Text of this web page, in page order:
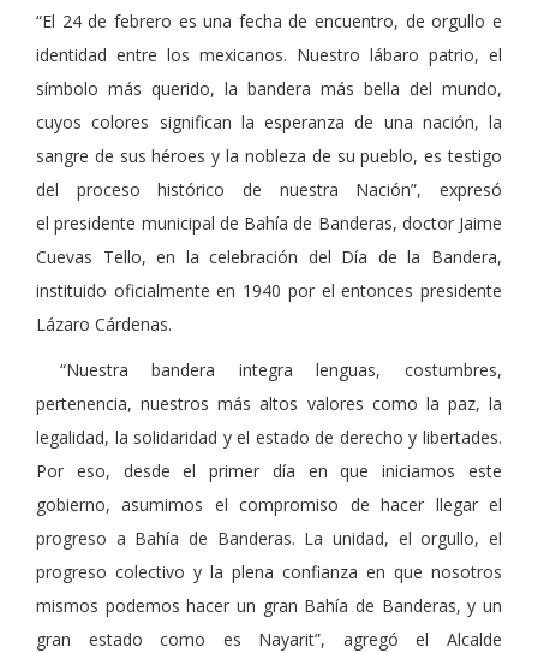
“El 24 de febrero es una fecha de encuentro, de orgullo e
identidad entre los mexicanos. Nuestro lábaro patrio, el
símbolo más querido, la bandera más bella del mundo,
cuyos colores significan la esperanza de una nación, la
sangre de sus héroes y la nobleza de su pueblo, es testigo
del proceso histórico de nuestra Nación”, expresó
el presidente municipal de Bahía de Banderas, doctor Jaime
Cuevas Tello, en la celebración del Día de la Bandera,
instituido oficialmente en 1940 por el entonces presidente
Lázaro Cárdenas.
“Nuestra bandera integra lenguas, costumbres,
pertenencia, nuestros más altos valores como la paz, la
legalidad, la solidaridad y el estado de derecho y libertades.
Por eso, desde el primer día en que iniciamos este
gobierno, asumimos el compromiso de hacer llegar el
progreso a Bahía de Banderas. La unidad, el orgullo, el
progreso colectivo y la plena confianza en que nosotros
mismos podemos hacer un gran Bahía de Banderas, y un
gran estado como es Nayarit”, agregó el Alcalde